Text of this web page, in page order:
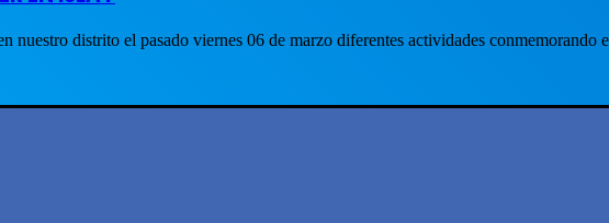
nuestro distrito el pasado viernes 06 de marzo diferentes actividades conmemorando